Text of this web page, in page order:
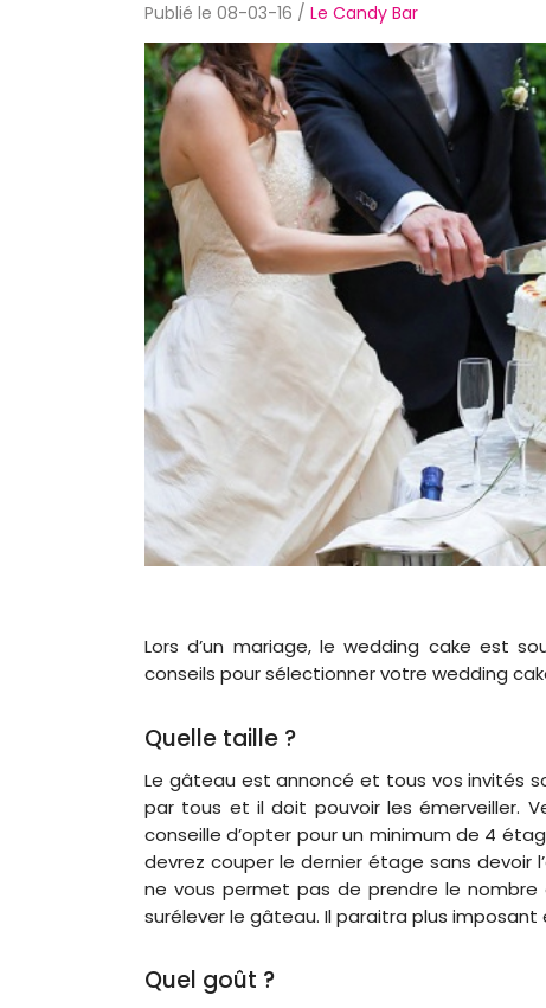
Publié le 08-03-16 / Le Candy Bar
Lors d’un mariage, le wedding cake est
conseils pour sélectionner votre wedding
Quelle taille ?
Le gâteau est annoncé et tous vos invités
par tous et il doit pouvoir les émerveiller.
conseille d’opter pour un minimum de 4
devrez couper le dernier étage sans devoir
ne vous permet pas de prendre le nombre
surélever le gâteau. Il paraitra plus
Quel goût ?